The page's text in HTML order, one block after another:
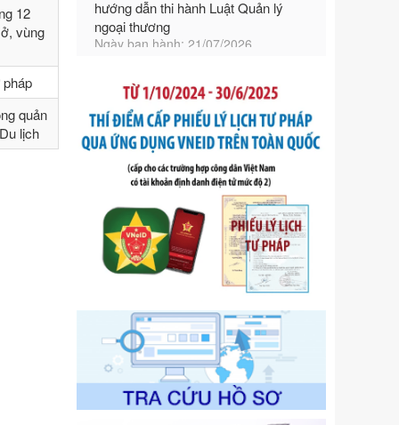
12
vùng
quản
lịch
Số kí hiệu: 292/2026/NĐ-CP
Tên: Nghị định số 292/2026/NĐ-CP
hướng dẫn thi hành Luật Quản lý
ngoại thương
Ngày ban hành: 21/07/2026
Số kí hiệu: 105/2026/TT-BTC
Tên: Thông tư số 105/2026/TT-BTC
của Bộ Tài chính: Bãi bỏ Thông tư số
87/2019/TT- BТC ngày 19 tháng 12
năm 2019 của Bộ trưởng Bộ Tài
chính hướng dẫn thực hiện xử phạt
vi phạm hành chính trong lĩnh vực
Số kí hiệu:291/2026/NĐ-CP
Tên: Nghị định số 291/2026/NĐ-CP
của Chính phủ: Sửa đổi, bổ sung
một số điều của Nghị định số
125/2020/NĐ-СР ngày 19 tháng 10